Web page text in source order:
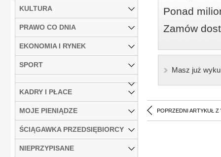
Ponad
Zamów
Masz już
POPRZEDNI ARTYKUŁ Z
KULTURA
PRAWO CO DNIA
EKONOMIA I RYNEK
SPORT
KADRY I PŁACE
MOJE PIENIĄDZE
ŚCIĄGAWKA PRZEDSIĘBIORCY
NIEPRZYPISANE